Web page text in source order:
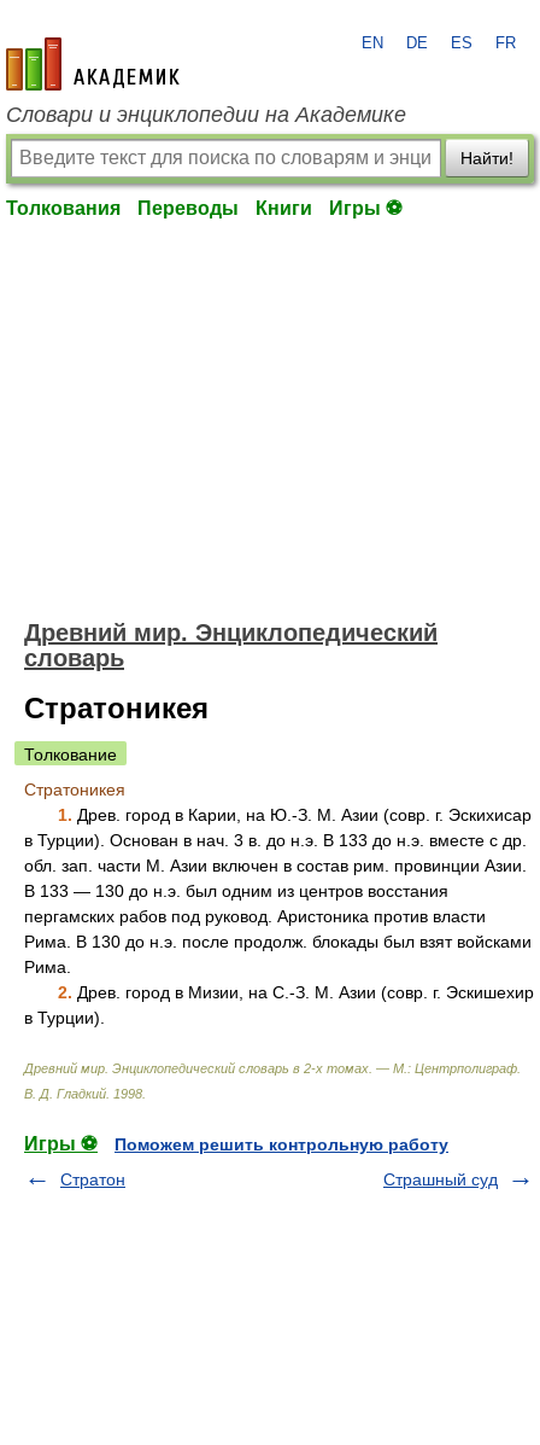
academic.ru
EN DE ES FR
Словари и энциклопедии на Академике
Найти!
Толкования Переводы Книги Игры ⚽
Древний мир. Энциклопедический
словарь
Стратоникея
Толкование
Стратоникея
1. Древ. город в Карии, на Ю.-З. М. Азии (совр. г. Эскихисар
в Турции). Основан в нач. 3 в. до н.э. В 133 до н.э. вместе с др.
обл. зап. части М. Азии включен в состав рим. провинции Азии.
В 133 — 130 до н.э. был одним из центров восстания
пергамских рабов под руковод. Аристоника против власти
Рима. В 130 до н.э. после продолж. блокады был взят войсками
Рима.
2. Древ. город в Мизии, на С.-З. М. Азии (совр. г. Эскишехир
в Турции).
Древний мир. Энциклопедический словарь в 2-х томах. — М.: Центрполиграф
В. Д. Гладкий 1998
Игры ⚽
Поможем решить контрольную работу
Стратон
Страшный суд